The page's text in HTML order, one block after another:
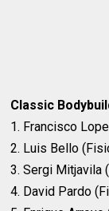
Classic
1. Francisco
2. Luis Bello
3. Sergi Mitjavila
4. David Pardo